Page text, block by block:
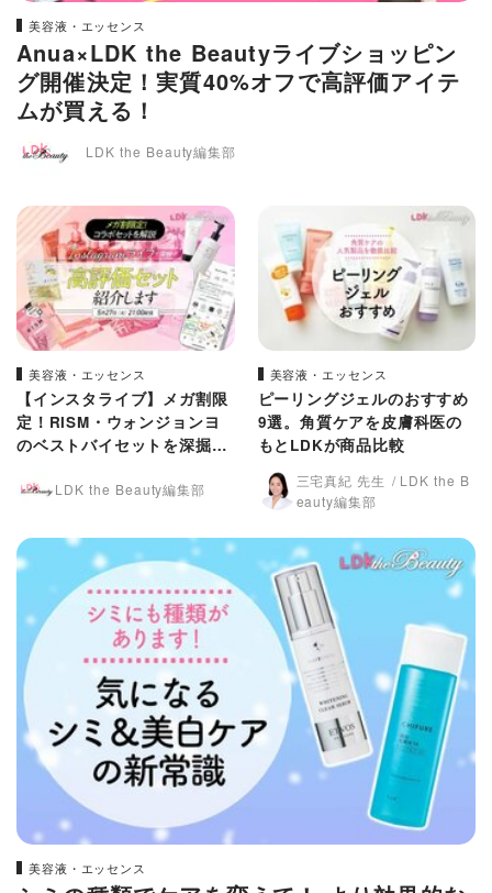
美容液・エッセンス
Anua×LDK the Beautyライブショッピン
グ開催決定！実質40%オフで高評価アイテ
ムが買える！
LDK the Beauty編集部
美容液・エッセンス
【インスタライブ】メガ割限
定！RISM・ウォンジョンヨ
のベストバイセットを深掘
LDK the Beauty編集部
美容液・エッセンス
ピーリングジェルのおすすめ
9選。角質ケアを皮膚科医の
もとLDKが商品比較
三宅真紀 先生
LDK the B
eauty編集部
美容液・エッセンス